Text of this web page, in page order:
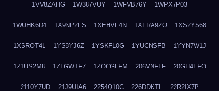
1VV8ZAHG 1W387VUY 1WFVB76Y 1WPX7P03
1WUHK6D4 1X9NP2FS 1XEHVF4N 1XFRA9ZO 1XS2YS68
1XSROT4L 1YS8YJ6Z 1YSKFL0G 1YUCNSFB 1YYN7W1J
1Z1US2M8 1ZLGWTF7 1ZOCGLFM 206VNFLF 20GH4EFO
2110Y7UD 21J9UIA6 2254Q10C 226DDKTL 22R2IX7P